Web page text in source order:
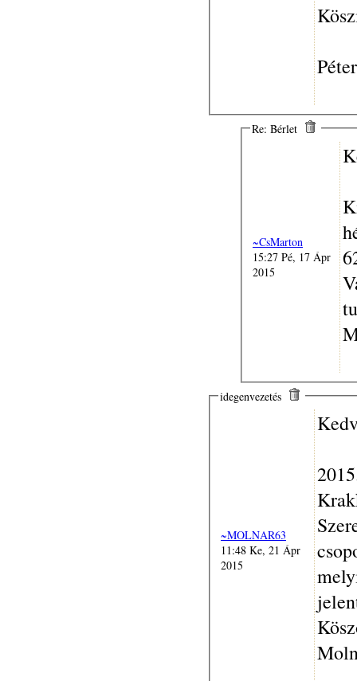
Péter
Re: Bérlet
~CsMarton
15:27 Pé, 17 Ápr
2015
idegenvezetés
~MOLNAR63
11:48 Ke, 21 Ápr
2015